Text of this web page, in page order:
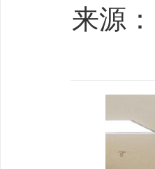
来源